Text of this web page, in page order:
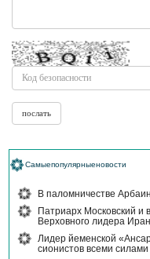
Самыепопулярныеновости
В паломничестве
Патриарх Московский и
Верховного лидера
Лидер йеменской
сионистов всеми силами